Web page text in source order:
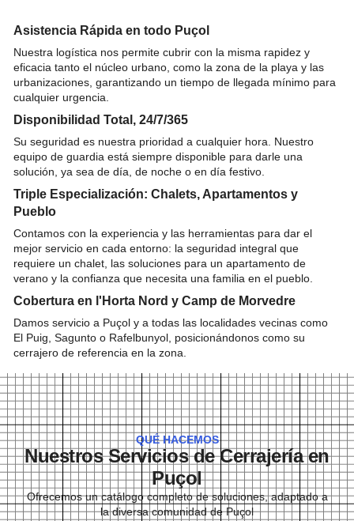
Asistencia Rápida en todo Puçol
Nuestra logística nos permite cubrir con la misma rapidez y
eficacia tanto el núcleo urbano, como la zona de la playa y las
urbanizaciones, garantizando un tiempo de llegada mínimo para
cualquier urgencia.
Disponibilidad Total, 24/7/365
Su seguridad es nuestra prioridad a cualquier hora. Nuestro
equipo de guardia está siempre disponible para darle una
solución, ya sea de día, de noche o en día festivo.
Triple Especialización: Chalets, Apartamentos y
Pueblo
Contamos con la experiencia y las herramientas para dar el
mejor servicio en cada entorno: la seguridad integral que
requiere un chalet, las soluciones para un apartamento de
verano y la confianza que necesita una familia en el pueblo.
Cobertura en l'Horta Nord y Camp de Morvedre
Damos servicio a Puçol y a todas las localidades vecinas como
El Puig, Sagunto o Rafelbunyol, posicionándonos como su
cerrajero de referencia en la zona.
QUÉ HACEMOS
Nuestros Servicios de Cerrajería en
Puçol
Ofrecemos un catálogo completo de soluciones, adaptado a
la diversa comunidad de Puçol